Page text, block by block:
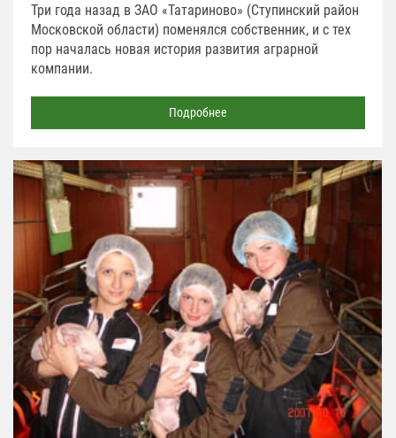
Три года назад в ЗАО «Татариново» (Ступинский район
Московской области) поменялся собственник, и с тех
пор началась новая история развития аграрной
компании.
Подробнее